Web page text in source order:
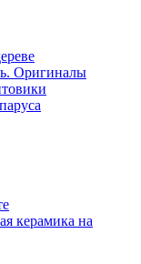
Оригиналы
керамика на